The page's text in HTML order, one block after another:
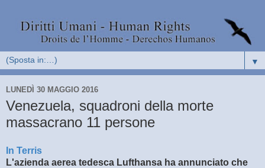
▼
LUNEDÌ 30 MAGGIO 2016
Venezuela, squadroni della morte
massacrano 11 persone
In Terris
L'azienda aerea tedesca Lufthansa ha annunciato che